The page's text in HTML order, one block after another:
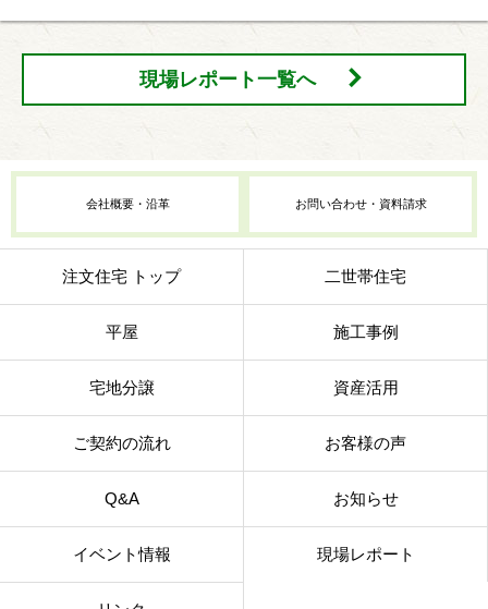
現場レポート一覧へ
会社概要・沿革 お問い合わせ・資料請求
注文住宅 トップ 二世帯住宅
平屋 施工事例
宅地分譲 資産活用
ご契約の流れ お客様の声
Q&A お知らせ
イベント情報 現場レポート